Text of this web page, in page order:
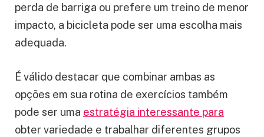
perda de barriga ou prefere um treino de menor
impacto, a bicicleta pode ser uma escolha mais
adequada.
É válido destacar que combinar ambas as
opções em sua rotina de exercícios também
pode ser uma estratégia interessante para
obter variedade e trabalhar diferentes grupos